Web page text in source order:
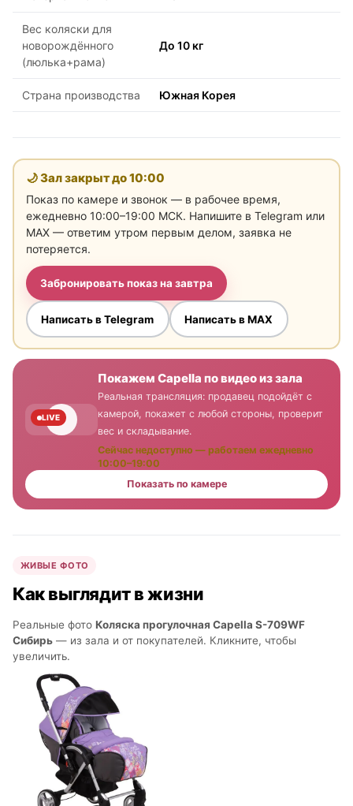
Вес коляски для
новорождённого
(люлька+рама)
До 10 кг
Страна производства Южная Корея
🌙 Зал закрыт до10:00
Показ по камере и звонок — в рабочее время,
ежедневно 10:00–19:00 МСК. Напишите в Telegram или
MAX — ответим утром первым делом, заявка не
потеряется.
Забронировать показ на завтра
Написать в Telegram Написать в MAX
LIVE
Покажем Capella по видео из зала
Реальная трансляция: продавец подойдёт с
камерой, покажет с любой стороны, проверит
вес и складывание.
Сейчас недоступно — работаем ежедневно
10:00–19:00
Показать по камере
ЖИВЫЕ ФОТО
Как выглядит в жизни
Реальные фото Коляска прогулочная Capella S-709WF
Сибирь — из зала и от покупателей. Кликните, чтобы
увеличить.